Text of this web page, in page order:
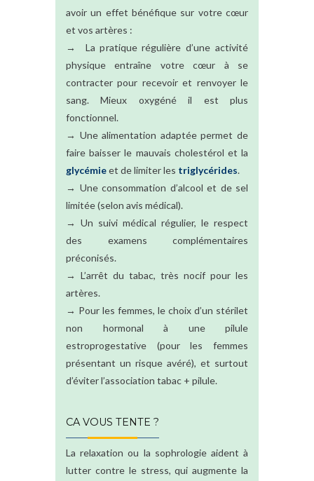
avoir un effet bénéfique sur votre cœur
et vos artères :
→ La pratique régulière d’une activité
physique entraîne votre cœur à se
contracter pour recevoir et renvoyer le
sang. Mieux oxygéné il est plus
fonctionnel.
→ Une alimentation adaptée permet de
faire baisser le mauvais cholestérol et la
glycémieet de limiter les triglycérides.
→ Une consommation d’alcool et de sel
limitée (selon avis médical).
→ Un suivi médical régulier, le respect
des examens complémentaires
préconisés.
→ L’arrêt du tabac, très nocif pour les
artères.
→ Pour les femmes, le choix d’un stérilet
non hormonal à une pilule
estroprogestative (pour les femmes
présentant un risque avéré), et surtout
d’éviter l’association tabac + pilule.
CA VOUS TENTE ?
La relaxation ou la sophrologie aident à
lutter contre le stress, qui augmente la